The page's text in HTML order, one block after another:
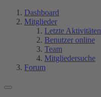
Dashboard
Mitglieder
Letzte Aktivitäten
Benutzer online
Team
Mitgliedersuche
Forum